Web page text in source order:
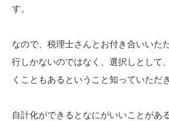
す。
なので、税理士さんとお付き合いいた
行しかないのではなく、選択しとして
くこともあるということ知っていただ
自計化ができるとなにがいいことがあ